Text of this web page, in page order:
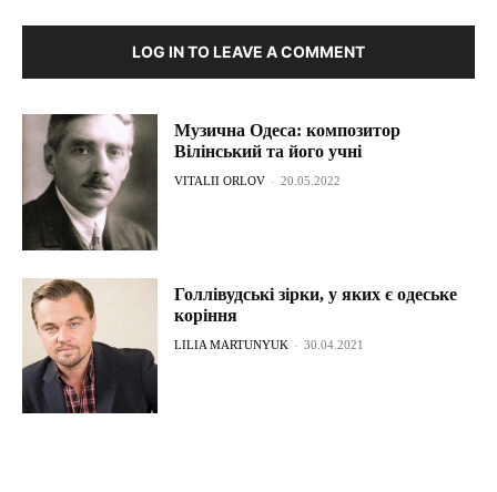
LOG IN TO LEAVE A COMMENT
Музична Одеса: композитор
Вілінський та його учні
VITALII ORLOV - 20.05.2022
Голлівудські зірки, у яких є одеське
коріння
LILIA MARTUNYUK - 30.04.2021